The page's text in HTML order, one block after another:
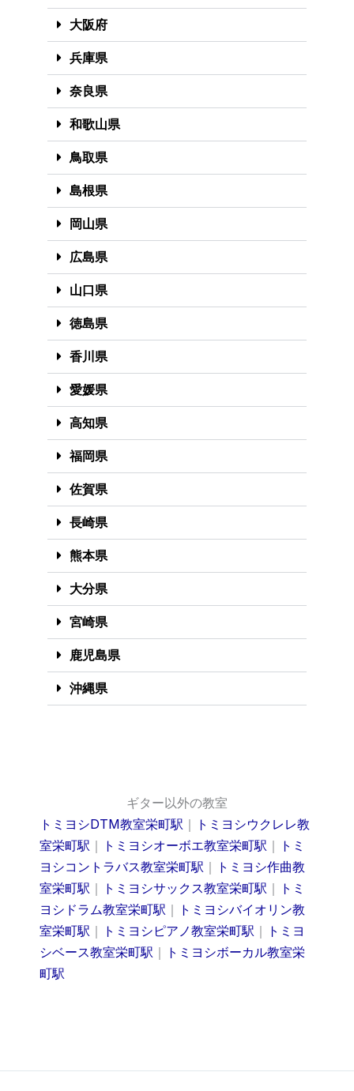
大阪府
兵庫県
奈良県
和歌山県
鳥取県
島根県
岡山県
広島県
山口県
徳島県
香川県
愛媛県
高知県
福岡県
佐賀県
長崎県
熊本県
大分県
宮崎県
鹿児島県
沖縄県
ギター以外の教室
トミヨシDTM教室栄町駅 ｜ トミヨシウクレレ教
室栄町駅 ｜ トミヨシオーボエ教室栄町駅 ｜ トミ
ヨシコントラバス教室栄町駅 ｜ トミヨシ作曲教
室栄町駅 ｜ トミヨシサックス教室栄町駅 ｜ トミ
ヨシドラム教室栄町駅 ｜ トミヨシバイオリン教
室栄町駅 ｜ トミヨシピアノ教室栄町駅 ｜ トミヨ
シベース教室栄町駅 ｜ トミヨシボーカル教室栄
町駅